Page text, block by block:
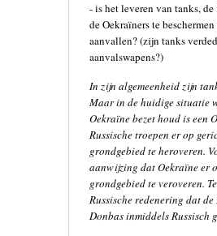
- is het leveren van tanks,
de Oekraïners te
aanvallen? (zijn tanks
aanvalswapens?)
In zijn algemeenheid zijn
Maar in de huidige situatie
Oekraïne bezet houd is een
Russische troepen er op
grondgebied te heroveren.
aanwijzing dat Oekraïne er
grondgebied te veroveren.
Russische redenering dat
Donbas inmiddels Russisch